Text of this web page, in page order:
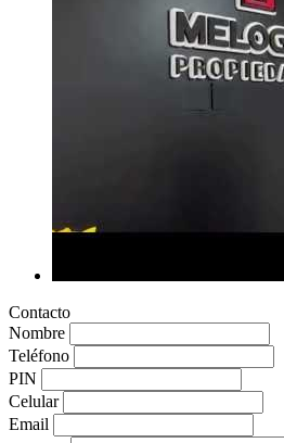
Contacto
Nombre
Teléfono
PIN
Celular
Email